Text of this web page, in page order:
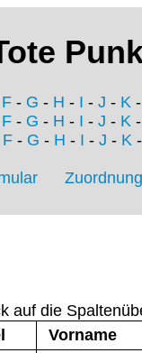
F - G - H - I - J - K
F - G - H - I - J - K
F- G - H - I - J - K
auf die
Vorname